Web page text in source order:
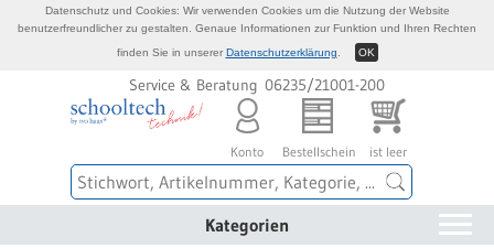
Service & Beratung 06235/21001-200
Konto Bestellschein ist leer
Kategorien
Datenschutz und Cookies: Wir verwenden Cookies um die Nutzung der Website
benutzerfreundlicher zu gestalten. Genaue Informationen zur Funktion und Ihren Rechten
finden Sie in unserer Datenschutzerklärung OK